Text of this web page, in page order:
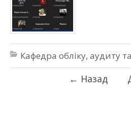
Кафедра обліку, аудиту
← Назад